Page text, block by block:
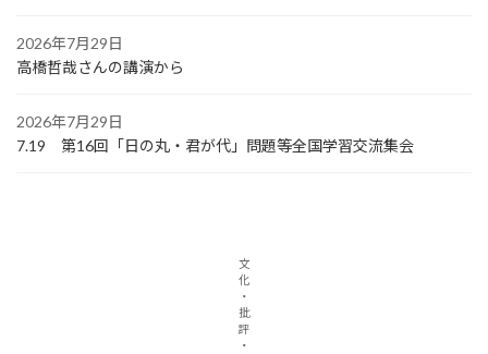
2026年7月29日
高橋哲哉さんの講演から
2026年7月29日
7.19 第16回「日の丸・君が代」問題等全国学習交流集会
文
化
・
批
評
・